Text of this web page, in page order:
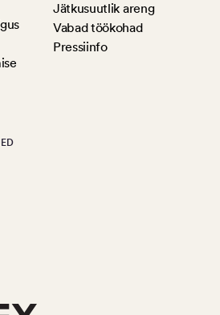
Jätkusuutlik areng
Vabad töökohad
Pressiinfo